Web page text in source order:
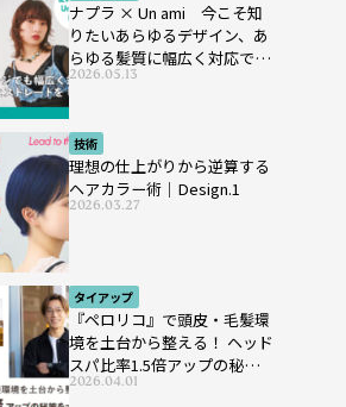
ナプラ × Un ami 今こそ知
りたいあらゆるデザイン、あ
らゆる髪質に幅広く対応でき
るパーマ薬剤 ナプラ『ut-
et』
2026.05.13
技術
理想の仕上がりから逆算する
ヘアカラー術｜Design.1
2026.03.27
タイアップ
『ペロリコ』で頭皮・毛髪環
境を土台から整える！ ヘッド
スパ比率1.5倍アップの秘策を
大公開
2026.04.01